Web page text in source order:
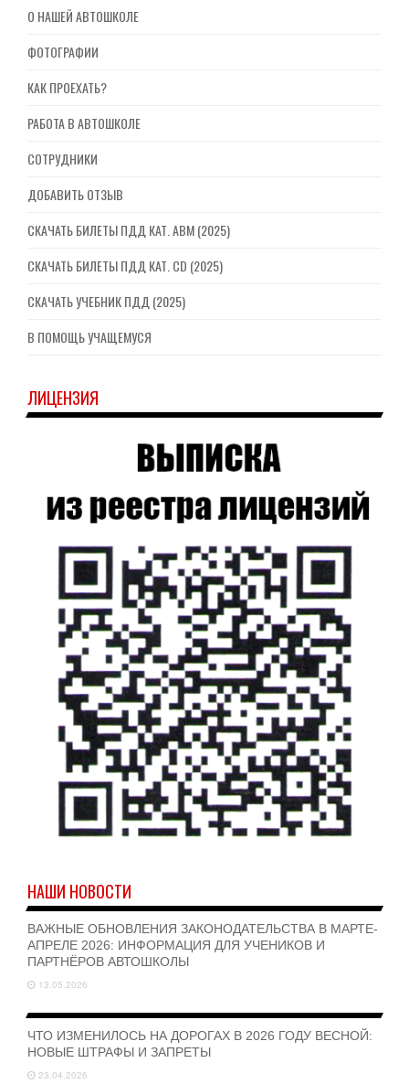
О НАШЕЙ АВТОШКОЛЕ
ФОТОГРАФИИ
КАК ПРОЕХАТЬ?
РАБОТА В АВТОШКОЛЕ
СОТРУДНИКИ
ДОБАВИТЬ ОТЗЫВ
СКАЧАТЬ БИЛЕТЫ ПДД КАТ. ABM (2025)
СКАЧАТЬ БИЛЕТЫ ПДД КАТ. CD (2025)
СКАЧАТЬ УЧЕБНИК ПДД (2025)
В ПОМОЩЬ УЧАЩЕМУСЯ
ЛИЦЕНЗИЯ
НАШИ НОВОСТИ
ВАЖНЫЕ ОБНОВЛЕНИЯ ЗАКОНОДАТЕЛЬСТВА В МАРТЕ-
АПРЕЛЕ 2026: ИНФОРМАЦИЯ ДЛЯ УЧЕНИКОВ И
ПАРТНЁРОВ АВТОШКОЛЫ
13.05.2026
ЧТО ИЗМЕНИЛОСЬ НА ДОРОГАХ В 2026 ГОДУ ВЕСНОЙ:
НОВЫЕ ШТРАФЫ И ЗАПРЕТЫ
23.04.2026